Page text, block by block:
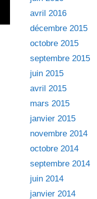
avril 2016
décembre 2015
octobre 2015
septembre 2015
juin 2015
avril 2015
mars 2015
janvier 2015
novembre 2014
octobre 2014
septembre 2014
juin 2014
janvier 2014